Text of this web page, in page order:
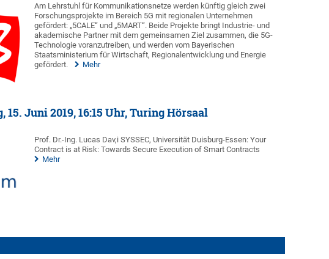
Am Lehrstuhl für Kommunikationsnetze werden künftig gleich zwei
Forschungsprojekte im Bereich 5G mit regionalen Unternehmen
gefördert: „5CALE“ und „5MART“. Beide Projekte bringt Industrie- und
akademische Partner mit dem gemeinsamen Ziel zusammen, die 5G-
Technologie voranzutreiben, und werden vom Bayerischen
Staatsministerium für Wirtschaft, Regionalentwicklung und Energie
gefördert.
Mehr
Juni 2019, 16:15 Uhr, Turing Hörsaal
Prof. Dr.-Ing. Lucas Dav,i SYSSEC, Universität Duisburg-Essen: Your
Contract is at Risk: Towards Secure Execution of Smart Contracts
Mehr